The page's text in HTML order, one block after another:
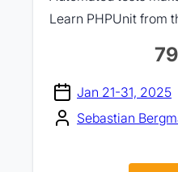
Learn PHPUnit from
Jan 21-31, 2025
Sebastian